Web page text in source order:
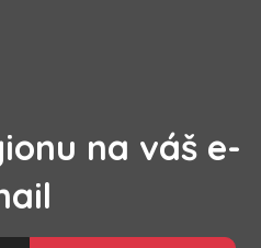
na váš e-